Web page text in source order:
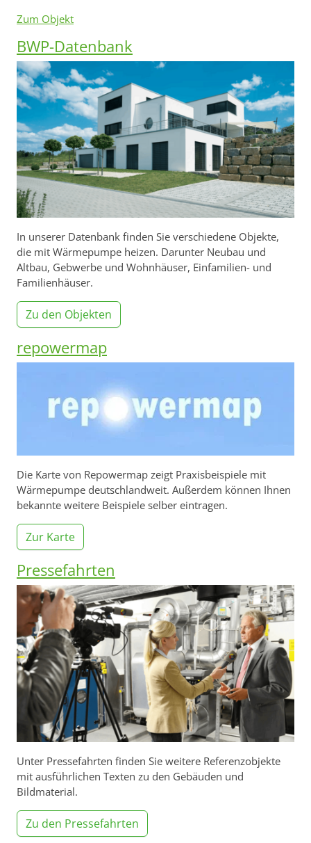
Zum Objekt
BWP-Datenbank
In unserer Datenbank finden Sie verschiedene Objekte,
die mit Wärmepumpe heizen. Darunter Neubau und
Altbau, Gebwerbe und Wohnhäuser, Einfamilien- und
Familienhäuser.
Zu den Objekten
repowermap
Die Karte von Repowermap zeigt Praxisbeispiele mit
Wärmepumpe deutschlandweit. Außerdem können Ihnen
bekannte weitere Beispiele selber eintragen.
Zur Karte
Pressefahrten
Unter Pressefahrten finden Sie weitere Referenzobjekte
mit ausführlichen Texten zu den Gebäuden und
Bildmaterial.
Zu den Pressefahrten